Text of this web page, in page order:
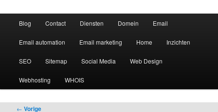
Blog Contact Diensten Domein Email
Email automation Email marketing Home Inzichten
SEO Sitemap Social Media Web Design
Webhosting WHOIS
Bericht
← Vorige